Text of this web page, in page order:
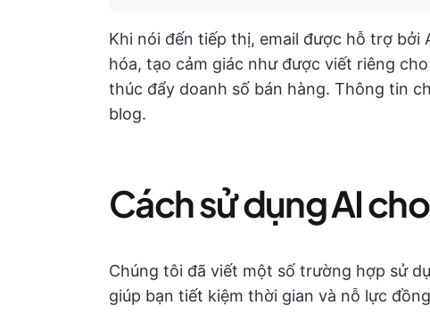
Khi nói đến tiếp thị, email được hỗ trợ
hóa, tạo cảm giác như được viết riêng
thúc đẩy doanh số bán hàng. Thông tin
blog.
Cách sử dụng AI
Chúng tôi đã viết một số trường hợp sử
giúp bạn tiết kiệm thời gian và nỗ lực